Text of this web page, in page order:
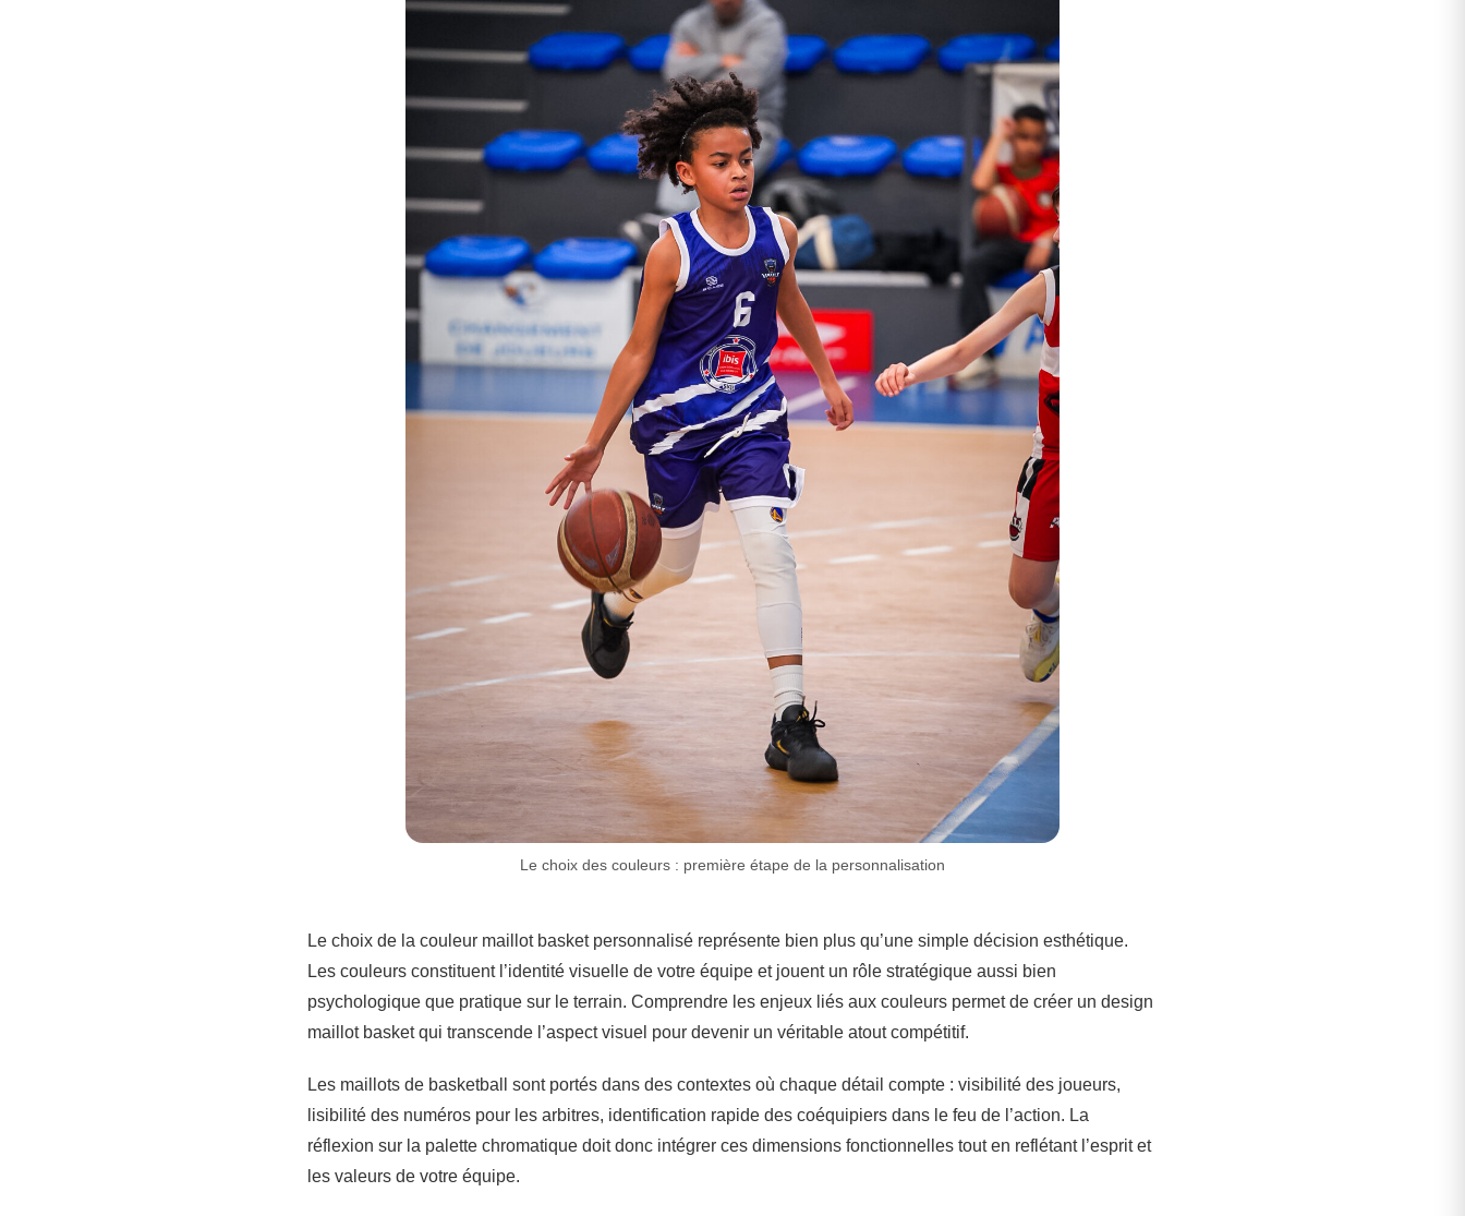
Le choix des couleurs : première étape de la personnalisation
Le choix de la couleur maillot basket personnalisé représente bien plus qu’une simple décision esthétique.
Les couleurs constituent l’identité visuelle de votre équipe et jouent un rôle stratégique aussi bien
psychologique que pratique sur le terrain. Comprendre les enjeux liés aux couleurs permet de créer un design
maillot basket qui transcende l’aspect visuel pour devenir un véritable atout compétitif.
Les maillots de basketball sont portés dans des contextes où chaque détail compte : visibilité des joueurs,
lisibilité des numéros pour les arbitres, identification rapide des coéquipiers dans le feu de l’action. La
réflexion sur la palette chromatique doit donc intégrer ces dimensions fonctionnelles tout en reflétant l’esprit et
les valeurs de votre équipe.